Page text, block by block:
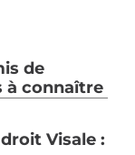
de
à connaître
Visale :